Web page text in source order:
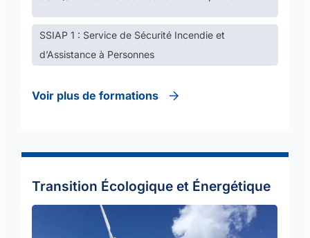
SSIAP 1 : Service de Sécurité Incendie et
d’Assistance à Personnes
Voir plus de formations
Transition Écologique et Énergétique